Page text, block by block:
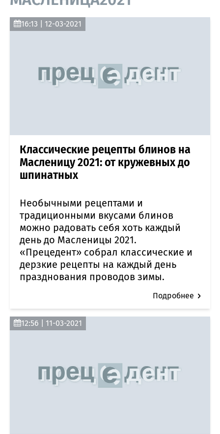
16:13 | 12-03-2021
Классические рецепты блинов на
Масленицу 2021: от кружевных до
шпинатных
Необычными рецептами и
традиционными вкусами блинов
можно радовать себя хоть каждый
день до Масленицы 2021.
«Прецедент» собрал классические и
дерзкие рецепты на каждый день
празднования проводов зимы.
Подробнее
12:56 | 11-03-2021